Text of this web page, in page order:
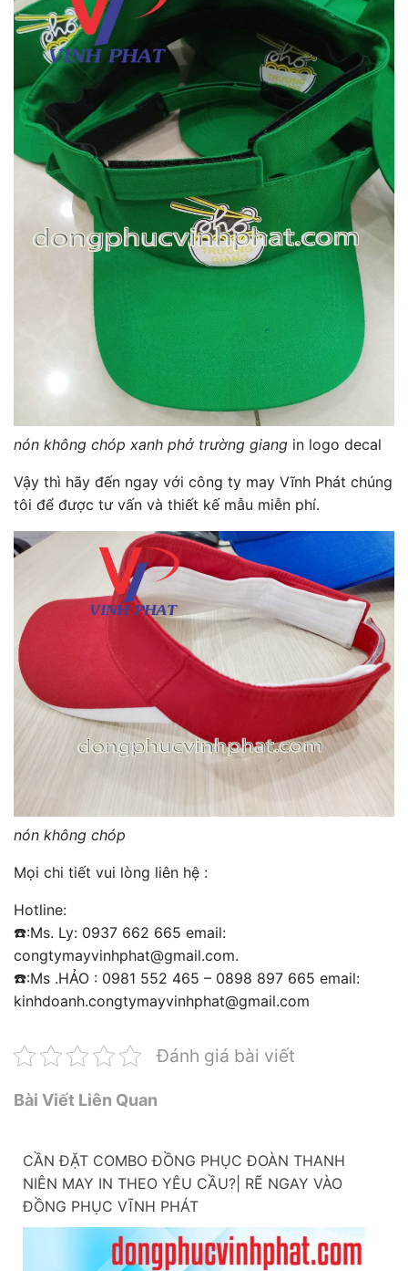
nón không chóp xanh phở trường giang in logo decal
Vậy thì hãy đến ngay với công ty may Vĩnh Phát chúng
tôi để được tư vấn và thiết kế mẫu miễn phí.
nón không chóp
Mọi chi tiết vui lòng liên hệ :
Hotline:
☎️:Ms. Ly: 0937 662 665 email:
congtymayvinhphat@gmail.com.
☎️:Ms .HẢO : 0981 552 465 – 0898 897 665 email:
kinhdoanh.congtymayvinhphat@gmail.com
Đánh giá bài viết
Bài Viết Liên Quan
CẦN ĐẶT COMBO ĐỒNG PHỤC ĐOÀN THANH
NIÊN MAY IN THEO YÊU CẦU?| RẼ NGAY VÀO
ĐỒNG PHỤC VĨNH PHÁT